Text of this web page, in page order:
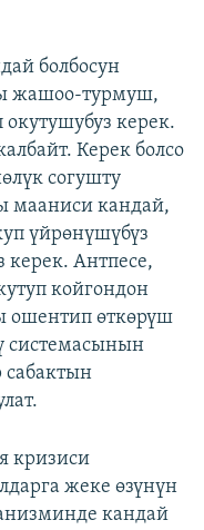
болбосун
жашоо-турмуш,
керек.
Керек болсо
согушту
мааниси кандай,
үйрөнүшүбүз
Антпесе,
койгондон
ошентип өткөрүш
системасынын
кризиси
жеке өзүнүн
кандай